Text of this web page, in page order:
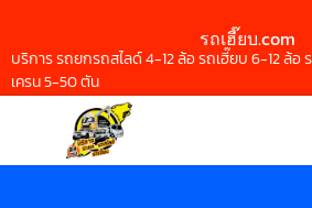
รถเฮี๊ยบ.com
บริการ รถยกรถสไลด์ 4-12 ล้อ รถเฮี๊ยบ 6-12 ล้อ
เครน 5-50 ตัน